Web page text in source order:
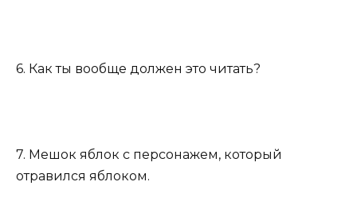
6. Как ты вообще должен это читать?
7. Мешок яблок с персонажем, который
отравился яблоком.